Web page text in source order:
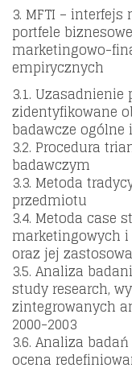
3. MFTI –
portfele
marketingowo-
empirycznych
3.1.
zidentyfikowane
badawcze ogólne
3.2. Procedura
badawczym
3.3. Metoda
przedmiotu
3.4. Metoda case
marketingowych
oraz jej
3.5. Analiza
study research,
zintegrowanych
2000-2003
3.6. Analiza
ocena